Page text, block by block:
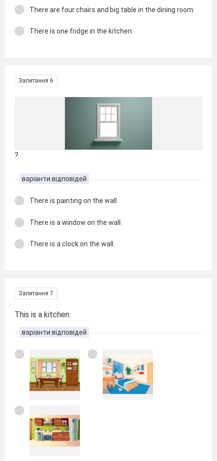
There are four chairs and big table in the dining room.
There is one fridge in the kitchen.
Запитання 6
?
варіанти відповідей
There is painting on the wall.
There is a window on the wall.
There is a clock on the wall.
Запитання 7
This is a kitchen.
варіанти відповідей